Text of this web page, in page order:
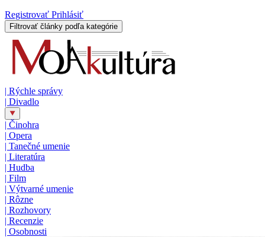
Registrovať Prihlásiť
Filtrovať články podľa kategórie
| Rýchle správy
| Divadlo
| Činohra
| Opera
| Tanečné umenie
| Literatúra
| Hudba
| Film
| Výtvarné umenie
| Rôzne
| Rozhovory
| Recenzie
| Osobnosti